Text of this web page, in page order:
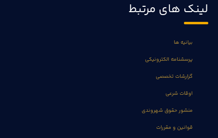
لینک های مرتبط
بیانیه ها
پرسشنامه الکترونیکی
گزارشات تخصصی
اوقات شرعی
منشور حقوق شهروندی
قوانین و مقررات